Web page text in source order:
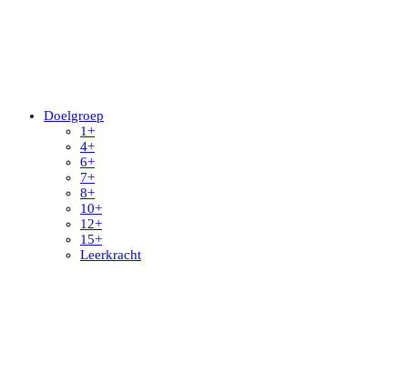
Doelgroep
1+
4+
6+
7+
8+
10+
12+
15+
Leerkracht